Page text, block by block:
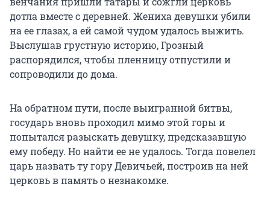
дотла вместе с деревней. Жениха девушки убили
на ее глазах, а ей самой чудом удалось выжить.
Выслушав грустную историю, Грозный
распорядился, чтобы пленницу отпустили и
сопроводили до дома.
На обратном пути, после выигранной битвы,
государь вновь проходил мимо этой горы и
попытался разыскать девушку, предсказавшую
ему победу. Но найти ее не удалось. Тогда повелел
царь назвать ту гору Девичьей, построив на ней
церковь в память о незнакомке.